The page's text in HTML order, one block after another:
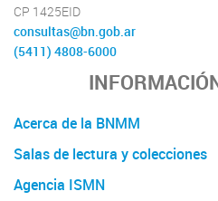
CP 1425EID
consultas@bn.gob.ar
(5411) 4808-6000
Acerca de la BNMM
Salas de lectura y colecciones
Agencia ISMN